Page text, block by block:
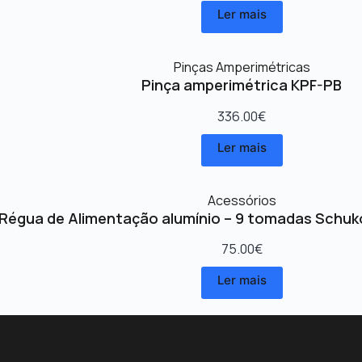
Ler mais
Pinças Amperimétricas
Pinça amperimétrica KPF-PB
336.00€
Ler mais
Acessórios
Régua de Alimentação alumínio – 9 tomadas
75.00€
Ler mais